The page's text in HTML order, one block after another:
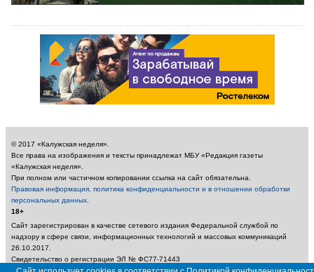
© 2017 «Калужская неделя».
Все права на изображения и тексты принадлежат МБУ «Редакция газеты
«Калужская неделя».
При полном или частичном копировании ссылка на сайт обязательна.
Правовая информация, политика конфиденциальности и в отношении обработки
персональных данных
18+
Сайт зарегистрирован в качестве сетевого издания Федеральной службой по
надзору в сфере связи, информационных технологий и массовых коммуникаций
26.10.2017.
Свидетельство о регистрации ЭЛ № ФС77-71443
Учредитель: Муниципальное бюджетное учреждение «Редакция газеты «Калужская